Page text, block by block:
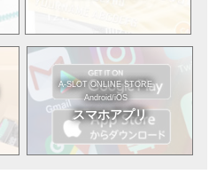
A-SLOT ONLINE STORE
Android/iOS
スマホアプリ